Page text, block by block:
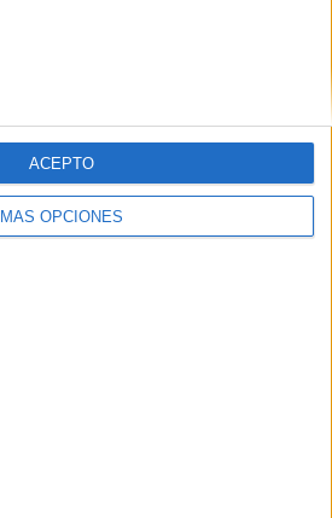
MÁS OPCIONES
ACEPTO